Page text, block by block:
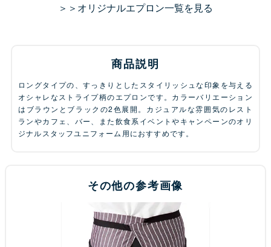
＞＞オリジナルエプロン一覧を見る
商品説明
ロングタイプの、すっきりとしたスタイリッシュな印象を与える
オシャレなストライプ柄のエプロンです。カラーバリエーション
はブラウンとブラックの2色展開。カジュアルな雰囲気のレスト
ランやカフェ、バー、また飲食系イベントやキャンペーンのオリ
ジナルスタッフユニフォーム用におすすめです。
その他の参考画像